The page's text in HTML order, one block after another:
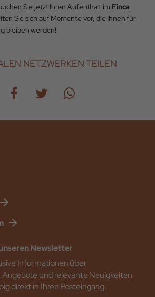
Sie jetzt Ihren Aufenthalt im Finca
Sie sich auf Momente vor, die Ihnen für
bleiben werden!
NETZWERKEN TEILEN
Newsletter
Informationen über
und relevante Neuigkeiten
direkt in Ihren Posteingang.